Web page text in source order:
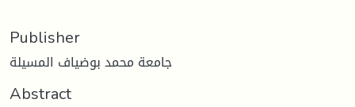
Publisher
جامعة محمد بوضياف المسيلة
Abstract